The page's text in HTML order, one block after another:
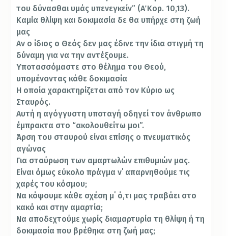
του δύνασθαι υμάς υπενεγκείν” (Α΄ Κορ. 10,13).
Καμία θλίψη και δοκιμασία δε θα υπήρχε στη ζωή
μας
Αν ο ίδιος ο Θεός δεν μας έδινε την ίδια στιγμή τη
δύναμη για να την αντέξουμε.
Υποτασσόμαστε στο θέλημα του Θεού,
υπομένοντας κάθε δοκιμασία
Η οποία χαρακτηρίζεται από τον Κύριο ως
Σταυρός.
Αυτή η αγόγγυστη υποταγή οδηγεί τον άνθρωπο
έμπρακτα στο “ακολουθείτω μοι”.
Άρση του σταυρού είναι επίσης ο πνευματικός
αγώνας
Για σταύρωση των αμαρτωλών επιθυμιών μας.
Είναι όμως εύκολο πράγμα ν΄ απαρνηθούμε τις
χαρές του κόσμου;
Να κόψουμε κάθε σχέση μ΄ ό,τι μας τραβάει στο
κακό και στην αμαρτία;
Να αποδεχτούμε χωρίς διαμαρτυρία τη θλίψη ή τη
δοκιμασία που βρέθηκε στη ζωή μας;